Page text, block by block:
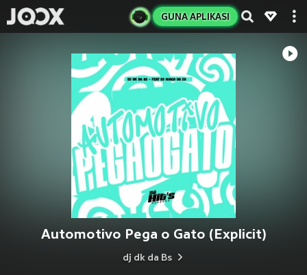
GUNA APLIKASI
Automotivo Pega o Gato (Explicit)
dj dk da Bs